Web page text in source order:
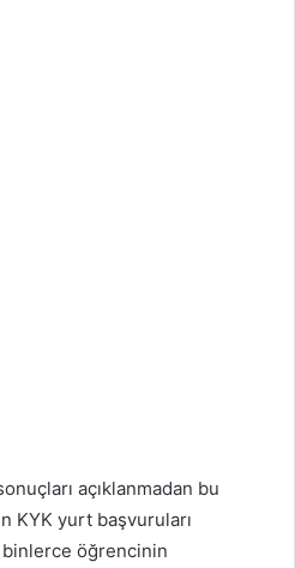
açıklanmadan bu
KYK yurt başvuruları
binlerce öğrencinin